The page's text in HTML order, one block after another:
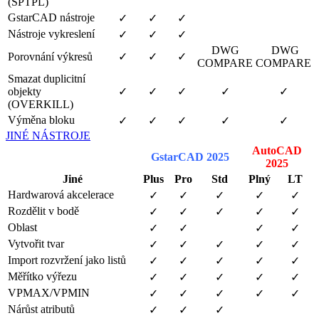
GstarCAD nástroje
✓ ✓
✓
Nástroje vykreslení
✓ ✓
✓
Porovnání výkresů
✓ ✓ ✓
DWG
COMPARE
DWG
COMPARE
Smazat duplicitní
objekty
(OVERKILL)
✓ ✓ ✓ ✓ ✓
Výměna bloku ✓ ✓ ✓ ✓
✓
JINÉ NÁSTROJE
GstarCAD 2025
AutoCAD
2025
Jiné
Plus Pro Std Plný
LT
Hardwarová akcelerace
✓ ✓ ✓ ✓
✓
Rozdělit v bodě
✓ ✓ ✓ ✓
✓
Oblast
✓ ✓ ✓
✓
Vytvořit tvar
✓ ✓ ✓ ✓
✓
Import rozvržení jako listů
✓ ✓ ✓ ✓
✓
Měřítko výřezu
✓ ✓ ✓ ✓
✓
VPMAX/VPMIN
✓ ✓ ✓ ✓
✓
Nárůst atributů
✓ ✓
✓